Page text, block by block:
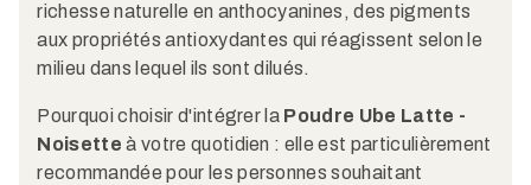
richesse naturelle en anthocyanines, des pigments
aux propriétés antioxydantes qui réagissent selon le
milieu dans lequel ils sont dilués.
Pourquoi choisir d'intégrer la Poudre Ube Latte -
Noisette à votre quotidien : elle est particulièrement
recommandée pour les personnes souhaitant